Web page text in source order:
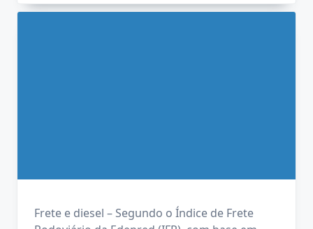
Frete e diesel – Segundo o Índice de Frete